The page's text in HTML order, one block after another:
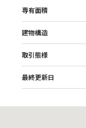
専有面積
建物構造
取引態様
最終更新日